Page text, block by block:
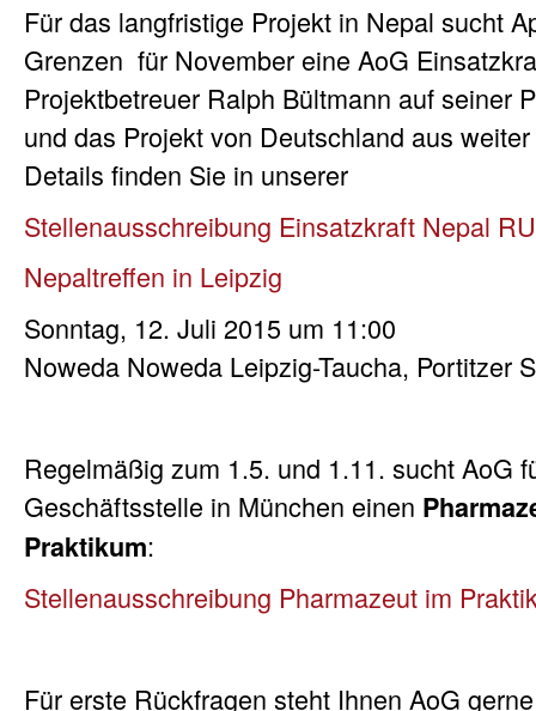
Für das langfristige Projekt in Nepal sucht
Grenzen für November eine AoG
Projektbetreuer Ralph Bültmann auf seiner
und das Projekt von Deutschland aus
Details finden Sie in unserer
Stellenausschreibung Einsatzkraft Nepal
Nepaltreffen in Leipzig
Sonntag, 12. Juli 2015 um 11:00
Noweda Noweda Leipzig-Taucha, Portitzer
Regelmäßig zum 1.5. und 1.11. sucht AoG
Geschäftsstelle in München einen
Praktikum:
Stellenausschreibung Pharmazeut im
Für erste Rückfragen steht Ihnen AoG